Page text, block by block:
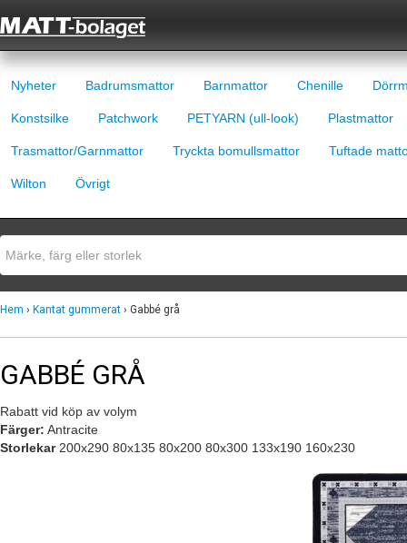
Nyheter Badrumsmattor Barnmattor Chenille
Konstsilke Patchwork PETYARN (ull-look) Plastmattor
Trasmattor/Garnmattor Tryckta bomullsmattor Tuftade
Wilton Övrigt
Hem › Kantat gummerat › Gabbé grå
GABBÉ GRÅ
Rabatt vid köp av volym
Färger: Antracite
Storlekar200x290 80x135 80x200 80x300 133x190 160x230